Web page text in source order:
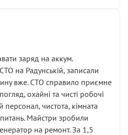
заряд на аккум.
на Радунській, записали
вже. СТО справило приємне
охайні та чисті робочі
персонал, чистота, кімната
Майстри зробили
на ремонт. За 1,5